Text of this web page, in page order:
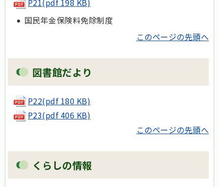
P21(pdf 198 KB)
国民年金保険料免除制度
このページの先頭へ
図書館だより
P22(pdf 180 KB)
P23(pdf 406 KB)
このページの先頭へ
くらしの情報